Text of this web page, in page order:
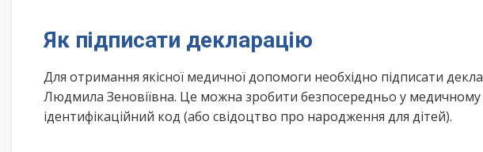
Як підписати декларацію
Для отримання якісної медичної допомоги необхідно підписати
Людмила Зеновіївна. Це можна зробити безпосередньо у медичному
ідентифікаційний код (або свідоцтво про народження для дітей).